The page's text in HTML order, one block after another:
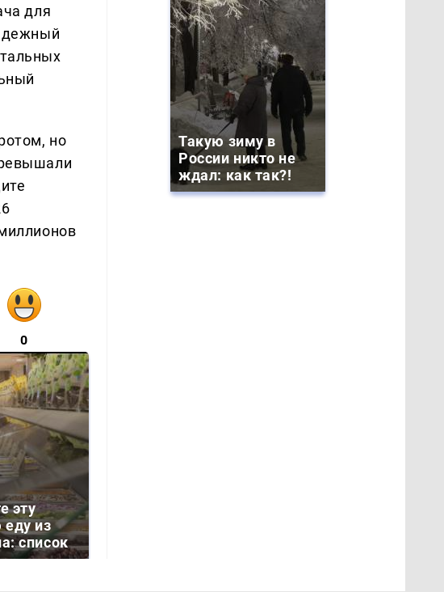
для
но
0
эту
еду из
список
Такую зиму в
России никто не
ждал: как так?!